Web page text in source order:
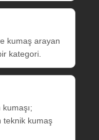
kumaş arayan
kategori.
teknik kumaş